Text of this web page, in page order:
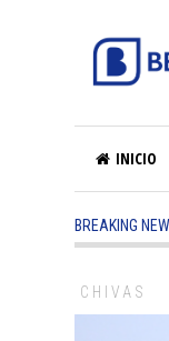
INICIO
BREAKING
5 months ago - La
CHIVAS